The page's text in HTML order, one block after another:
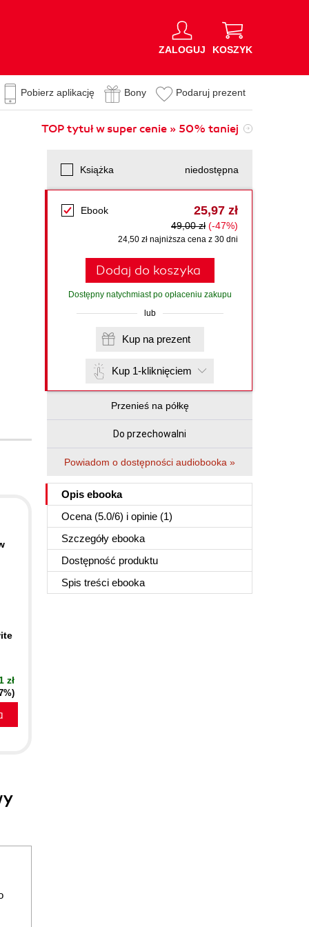
ZALOGUJ KOSZYK
Pobierz aplikację Bony Podaruj prezent
TOP tytuł w super cenie » 50% taniej
Książka niedostępna
Ebook 25,97 zł
49,00 zł (-47%)
24,50 zł najniższa cena z 30 dni
Dodaj do koszyka
Dostępny natychmiast po opłaceniu zakupu
lub
Kup na prezent
Kup 1-kliknięciem
Przenieś na półkę
Do przechowalni
Powiadom o dostępności audiobooka »
Opis ebooka
Ocena (5.0/6) i opinie (1)
Szczegóły ebooka
Dostępność produktu
Spis treści ebooka
zł